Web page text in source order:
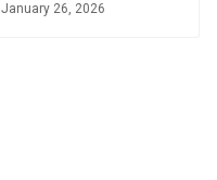
January 26, 2026